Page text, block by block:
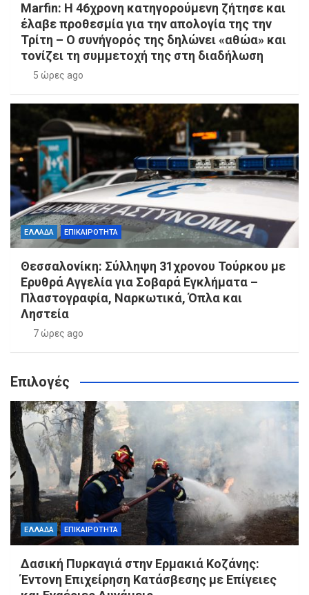
Marfin: Η 46χρονη κατηγορούμενη ζήτησε και
έλαβε προθεσμία για την απολογία της την
Τρίτη – Ο συνήγορός της δηλώνει «αθώα» και
τονίζει τη συμμετοχή της στη διαδήλωση
5 ώρες ago
ΕΛΛΑΔΑ ΕΠΙΚΑΙΡΟΤΗΤΑ
Θεσσαλονίκη: Σύλληψη 31χρονου Τούρκου με
Ερυθρά Αγγελία για Σοβαρά Εγκλήματα –
Πλαστογραφία, Ναρκωτικά, Όπλα και
Ληστεία
7 ώρες ago
Επιλογές
ΕΛΛΑΔΑ ΕΠΙΚΑΙΡΟΤΗΤΑ
Δασική Πυρκαγιά στην Ερμακιά Κοζάνης:
Έντονη Επιχείρηση Κατάσβεσης με Επίγειες